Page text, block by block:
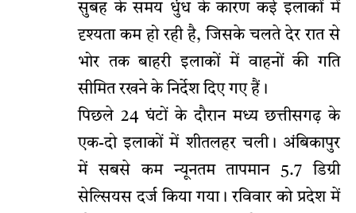
सुबह के समय धुंध के कारण कई इलाकों में
दृश्यता कम हो रही है, जिसके चलते देर रात से
भोर तक बाहरी इलाकों में वाहनों की गति
सीमित रखने के निर्देश दिए गए हैं।
पिछले 24 घंटों के दौरान मध्य छत्तीसगढ़ के
एक-दो इलाकों में शीतलहर चली। अंबिकापुर
में सबसे कम न्यूनतम तापमान 5.7 डिग्री
सेल्सियस दर्ज किया गया। रविवार को प्रदेश में